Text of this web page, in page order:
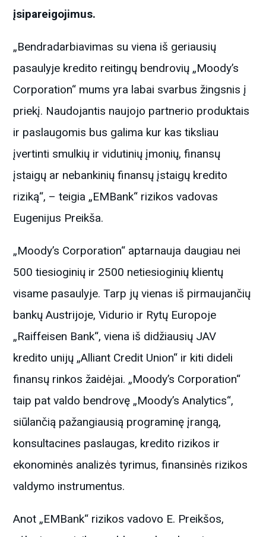
įsipareigojimus.
„Bendradarbiavimas su viena iš geriausių
pasaulyje kredito reitingų bendrovių „Moody’s
Corporation“ mums yra labai svarbus žingsnis į
priekį. Naudojantis naujojo partnerio produktais
ir paslaugomis bus galima kur kas tiksliau
įvertinti smulkių ir vidutinių įmonių, finansų
įstaigų ar nebankinių finansų įstaigų kredito
riziką“, – teigia „EMBank“ rizikos vadovas
Eugenijus Preikša.
„Moody’s Corporation“ aptarnauja daugiau nei
500 tiesioginių ir 2500 netiesioginių klientų
visame pasaulyje. Tarp jų vienas iš pirmaujančių
bankų Austrijoje, Vidurio ir Rytų Europoje
„Raiffeisen Bank“, viena iš didžiausių JAV
kredito unijų „Alliant Credit Union“ ir kiti dideli
finansų rinkos žaidėjai. „Moody’s Corporation“
taip pat valdo bendrovę „Moody’s Analytics“,
siūlančią pažangiausią programinę įrangą,
konsultacines paslaugas, kredito rizikos ir
ekonominės analizės tyrimus, finansinės rizikos
valdymo instrumentus.
Anot „EMBank“ rizikos vadovo E. Preikšos,